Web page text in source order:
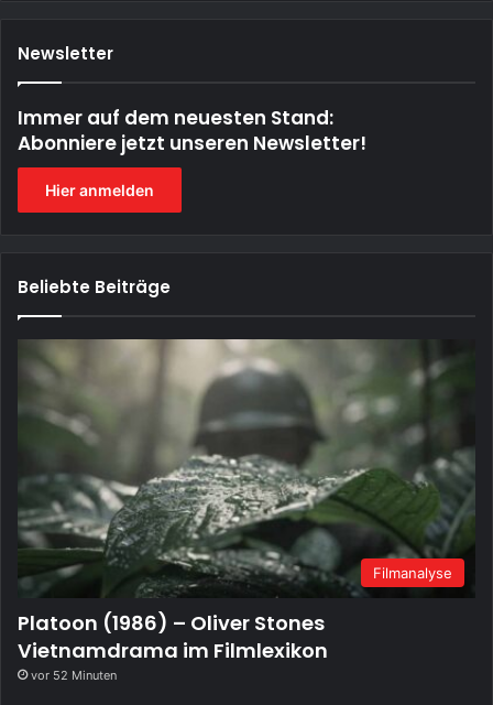
Newsletter
Immer auf dem neuesten Stand:
Abonniere jetzt unseren Newsletter!
Hier anmelden
Beliebte Beiträge
Filmanalyse
Platoon (1986) – Oliver Stones
Vietnamdrama im Filmlexikon
vor 52 Minuten